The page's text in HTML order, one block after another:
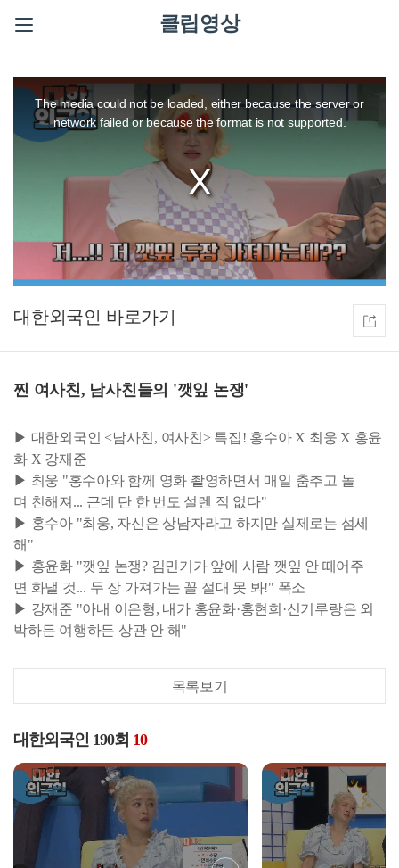
클립영상
is
modal
window.
The media could not be loaded, either because the server or
network failed or because the format is not supported.
대한외국인
찐 여사친, 남사친들의 '깻잎 논쟁'
▶ 대한외국인 <남사친, 여사친> 특집! 홍수아 X 최웅 X 홍윤
화 X 강재준
▶ 최웅 "홍수아와 함께 영화 촬영하면서 매일 춤추고 놀
며 친해져... 근데 단 한 번도 설렌 적 없다"
▶ 홍수아 "최웅, 자신은 상남자라고 하지만 실제로는 섬세
해"
▶ 홍윤화 "깻잎 논쟁? 김민기가 앞에 사람 깻잎 안 떼어주
면 화낼 것... 두 장 가져가는 꼴 절대 못 봐!" 폭소
▶ 강재준 "아내 이은형, 내가 홍윤화·홍현희·신기루랑은 외
박하든 여행하든 상관 안 해"
목록보기
대한외국인 190회 10